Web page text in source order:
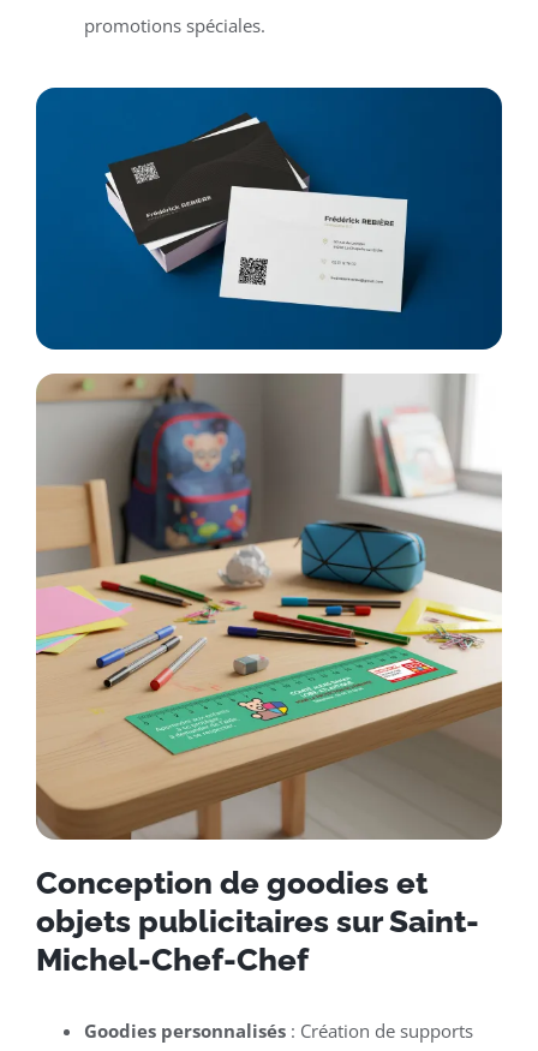
promotions spéciales.
Conception de goodies et
objets publicitaires sur Saint-
Michel-Chef-Chef
Goodies personnalisés: Création de supports